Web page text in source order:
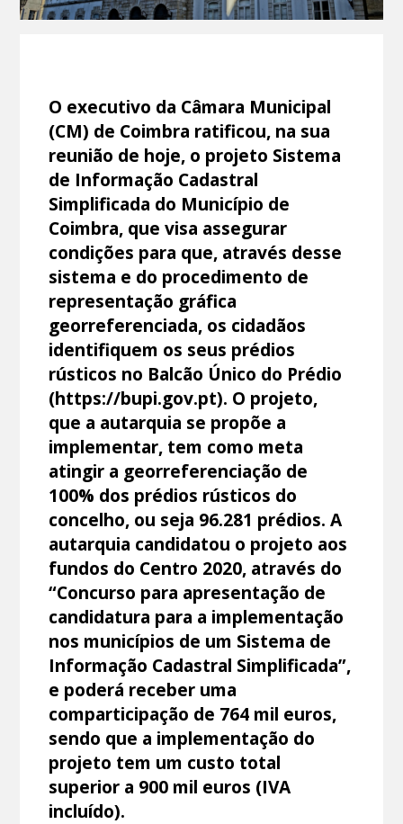
O executivo da Câmara Municipal
(CM) de Coimbra ratificou, na sua
reunião de hoje, o projeto Sistema
de Informação Cadastral
Simplificada do Município de
Coimbra, que visa assegurar
condições para que, através desse
sistema e do procedimento de
representação gráfica
georreferenciada, os cidadãos
identifiquem os seus prédios
rústicos no Balcão Único do Prédio
(https://bupi.gov.pt). O projeto,
que a autarquia se propõe a
implementar, tem como meta
atingir a georreferenciação de
100% dos prédios rústicos do
concelho, ou seja 96.281 prédios. A
autarquia candidatou o projeto aos
fundos do Centro 2020, através do
“Concurso para apresentação de
candidatura para a implementação
nos municípios de um Sistema de
Informação Cadastral Simplificada”,
e poderá receber uma
comparticipação de 764 mil euros,
sendo que a implementação do
projeto tem um custo total
superior a 900 mil euros (IVA
incluído).